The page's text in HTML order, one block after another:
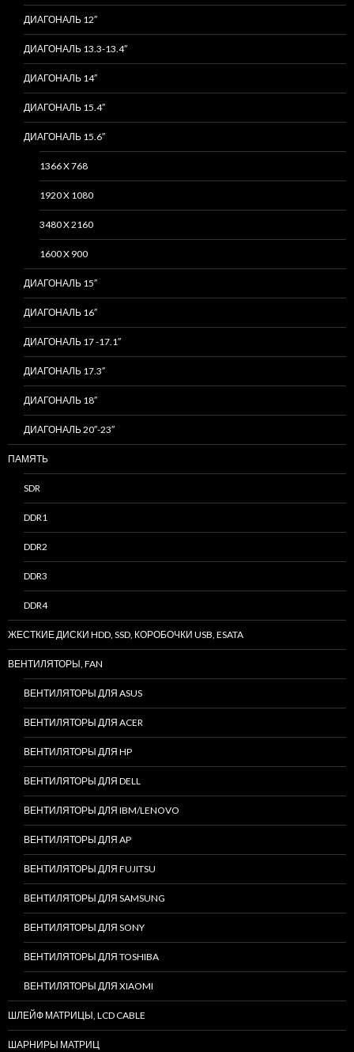
ДИАГОНАЛЬ 12″
ДИАГОНАЛЬ 13.3-13.4″
ДИАГОНАЛЬ 14″
ДИАГОНАЛЬ 15.4″
ДИАГОНАЛЬ 15.6″
1366 X 768
1920 X 1080
3480 X 2160
1600 X 900
ДИАГОНАЛЬ 15″
ДИАГОНАЛЬ 16″
ДИАГОНАЛЬ 17 -17.1″
ДИАГОНАЛЬ 17.3″
ДИАГОНАЛЬ 18″
ДИАГОНАЛЬ 20″-23″
ПАМЯТЬ
SDR
DDR1
DDR2
DDR3
DDR4
ЖЕСТКИЕ ДИСКИ HDD, SSD, КОРОБОЧКИ USB, ESATA
ВЕНТИЛЯТОРЫ, FAN
ВЕНТИЛЯТОРЫ ДЛЯ ASUS
ВЕНТИЛЯТОРЫ ДЛЯ ACER
ВЕНТИЛЯТОРЫ ДЛЯ HP
ВЕНТИЛЯТОРЫ ДЛЯ DELL
ВЕНТИЛЯТОРЫ ДЛЯ IBM/LENOVO
ВЕНТИЛЯТОРЫ ДЛЯ AP
ВЕНТИЛЯТОРЫ ДЛЯ FUJITSU
ВЕНТИЛЯТОРЫ ДЛЯ SAMSUNG
ВЕНТИЛЯТОРЫ ДЛЯ SONY
ВЕНТИЛЯТОРЫ ДЛЯ TOSHIBA
ВЕНТИЛЯТОРЫ ДЛЯ XIAOMI
ШЛЕЙФ МАТРИЦЫ, LCD CABLE
ШАРНИРЫ МАТРИЦ